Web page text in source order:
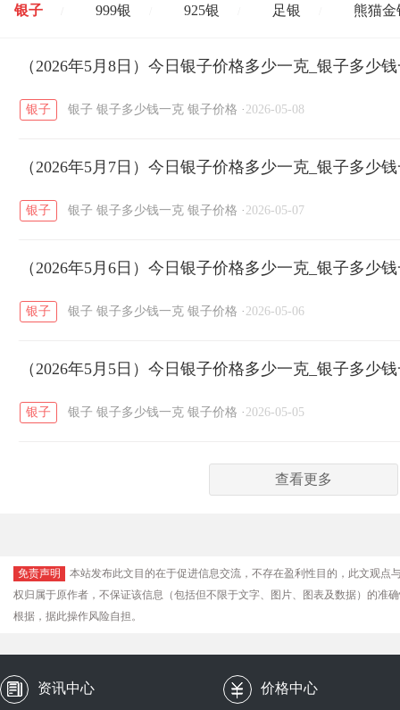
银子 999银 925银 足银 熊猫金
开国纪念币 大清银币 / 长城币 / 老
菜百 周生生 周大生
六福 / 金至尊 / 潮宏基 / 亚一金店
（2026年5月8日）今日银子价格多少一克_银子多少
银子 银子 银子多少钱一克 银子价格 · 2026-05-08
（2026年5月7日）今日银子价格多少一克_银子多少
银子 银子 银子多少钱一克 银子价格 · 2026-05-07
（2026年5月6日）今日银子价格多少一克_银子多少
银子 银子 银子多少钱一克 银子价格 · 2026-05-06
（2026年5月5日）今日银子价格多少一克_银子多少
银子 银子 银子多少钱一克 银子价格 · 2026-05-05
查看更多
免责声明
本站发布此文目的在于促进信息交流，不存在盈利性目的，此文观
权归属于原作者，不保证该信息（包括但不限于文字、图片、图表及数据）的准
根据，据此操作风险自担。
资讯中心 价格中心